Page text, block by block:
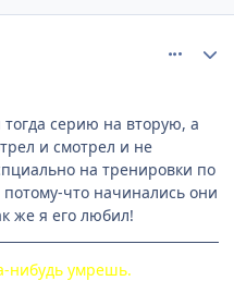
серию на вторую, а
и смотрел и не
на тренировки по
что начинались они
же я его любил!
нибудь умрешь.